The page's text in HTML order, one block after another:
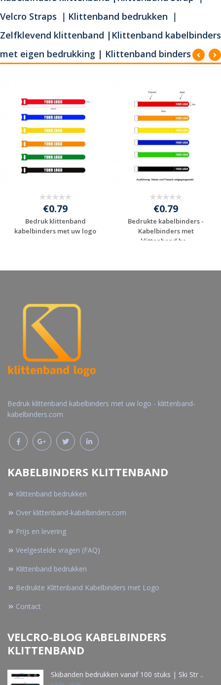
Velcro Straps ｜Klittenband bedrukken ｜
Zelfklevend klittenband |Klittenband kabelbinders
met eigen bedrukking | Klittenband binders
€0.79
Bedruk klittenband
kabelbinders met uw logo
€0.79
Bedrukte kabelbinders -
Kabelbinders met
klittenband be...
Bedruk klittenband kabelbinders met uw logo - klittenband-
kabelbinders.com
KABELBINDERS KLITTENBAND
Klittenband bedrukken
Over klittenband-kabelbinders.com
Prijs en levering
Veelgestelde vragen (FAQ)
Klittenband bedrukken
Bedrukte Klittenband Kabelbinders met Logo
Contact
VELCRO-BLOG KABELBINDERS
KLITTENBAND
Skibanden bedrukken vanaf 100 stuks | Ski Str ..